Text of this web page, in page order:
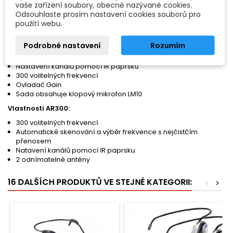
paprsku, 2 odnímatelné antény.
Miniaturní UHF vysílač na opasek
Špičkový mikrofonní předzesilovač
Nastavení kanálů pomocí IR paprsku
300 volitelných frekvencí
Ovladač Gain
Sada obsahuje klopový mikrofon LM10
Vlastnosti AR300:
300 volitelných frekvencí
Automatické skenování a výběr frekvence s nejčistčím
přenosem
Natavení kanálů pomocí IR paprsku
2 odnímatelné antény
16 DALŠÍCH PRODUKTŮ VE STEJNÉ KATEGORII: >
<
vaše zařízení soubory, obecně nazývané cookies.
Odsouhlaste prosím nastavení cookies souborů pro
použití webu.
Podrobné nastavení Rozumím